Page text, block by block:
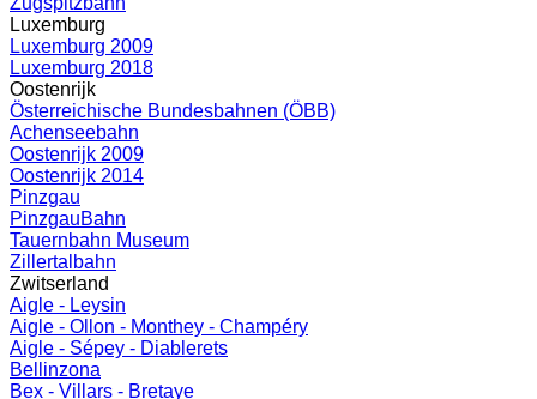
Luxemburg
Luxemburg 2009
Luxemburg 2018
Oostenrijk
Österreichische Bundesbahnen (ÖBB)
Achenseebahn
Oostenrijk 2009
Oostenrijk 2014
Pinzgau
PinzgauBahn
Tauernbahn Museum
Zillertalbahn
Zwitserland
Aigle - Leysin
Aigle - Ollon - Monthey - Champéry
Aigle - Sépey - Diablerets
Bellinzona
Bex - Villars - Bretaye